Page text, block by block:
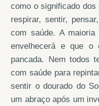
como o significado
respirar, sentir,
com saúde. A
envelhecerá e que o
pancada. Nem todos
com saúde para
sentir o dourado do
um abraço após um